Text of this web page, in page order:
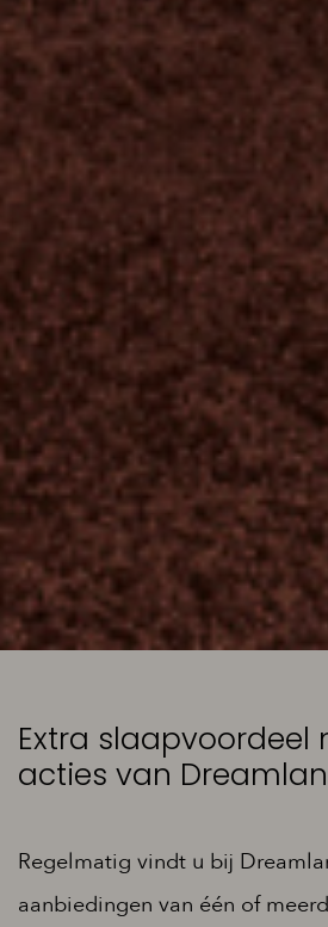
Extra slaapvoordeel
acties van
Regelmatig vindt u bij
aanbiedingen van één of